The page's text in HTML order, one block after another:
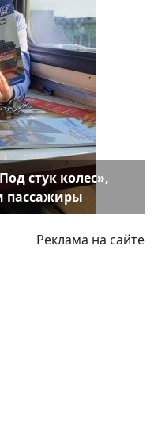
стук колес»,
пассажиры
Реклама на сайте